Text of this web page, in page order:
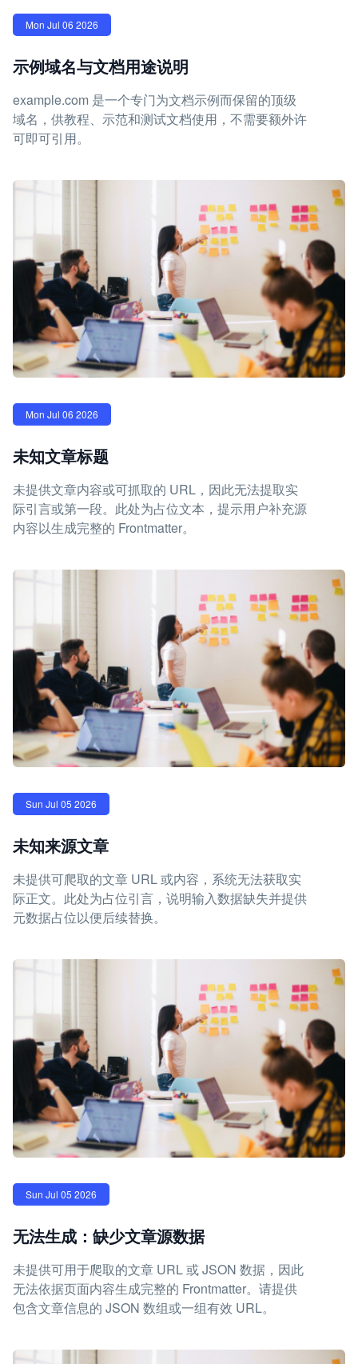
Mon Jul 06 2026
示例域名与文档用途说明
example.com 是一个专门为文档示例而保留的顶级
域名，供教程、示范和测试文档使用，不需要额外许
可即可引用。
Mon Jul 06 2026
未知文章标题
未提供文章内容或可抓取的 URL，因此无法提取实
际引言或第一段。此处为占位文本，提示用户补充源
内容以生成完整的 Frontmatter。
Sun Jul 05 2026
未知来源文章
未提供可爬取的文章 URL 或内容，系统无法获取实
际正文。此处为占位引言，说明输入数据缺失并提供
元数据占位以便后续替换。
Sun Jul 05 2026
无法生成：缺少文章源数据
未提供可用于爬取的文章 URL 或 JSON 数据，因此
无法依据页面内容生成完整的 Frontmatter。请提供
包含文章信息的 JSON 数组或一组有效 URL。